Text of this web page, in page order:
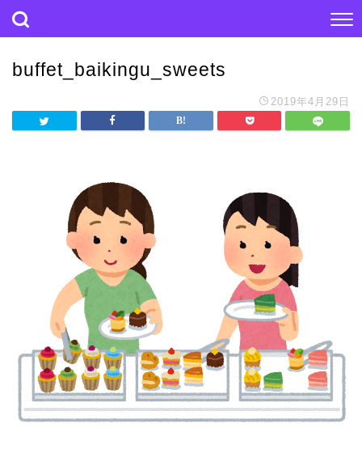
buffet_baikingu_sweets
2019年4月29日